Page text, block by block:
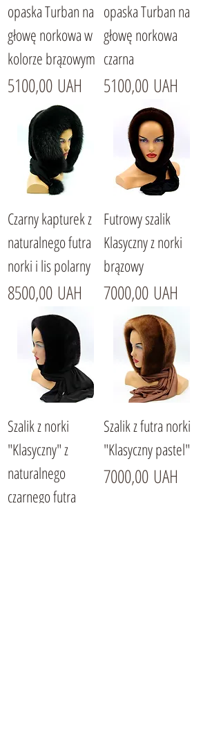
opaska Turban na
głowę norkowa w
kolorze brązowym
Cena
5100,00 UAH
opaska Turban na
głowę norkowa
czarna
Cena
5100,00 UAH
Czarny kapturek z
naturalnego futra
norki i lis polarny
Cena
8500,00 UAH
Futrowy szalik
Klasyczny z norki
brązowy
Cena
7000,00 UAH
Szalik z norki
"Klasyczny" z
naturalnego
czarnego futra
Szalik z futra norki
"Klasyczny pastel"
Cena
7000,00 UAH